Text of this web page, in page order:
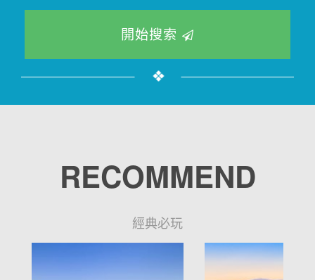
開始搜索
RECOMMEND
經典必玩